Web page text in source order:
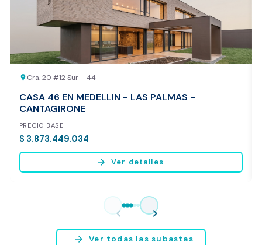
REALIZAR AVALÚO AHORA
* Servicio disponible exclusivamente para inmuebles ubicados en
Bogotá y Medellín.
location_on Cra. 20 #12 Sur – 44
CASA 46 EN MEDELLIN - LAS PALMAS -
CANTAGIRONE
PRECIO BASE
$ 3.873.449.034
arrow_forward Ver detalles
chevron_left chevron_right
arrow_forward Ver todas las subastas